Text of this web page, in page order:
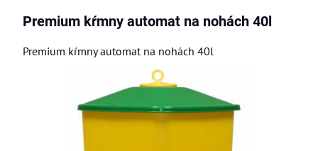
Premium kŕmny automat na nohách 40l
Premium kŕmny automat na nohách 40l